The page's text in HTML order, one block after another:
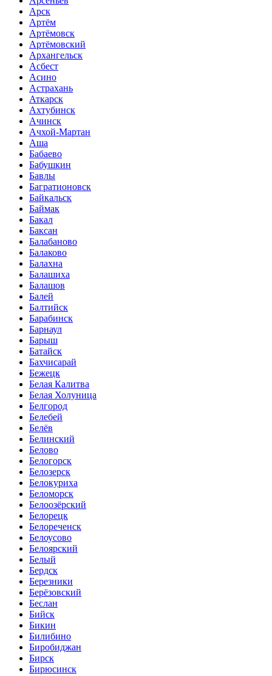
Арск
Артём
Артёмовск
Артёмовский
Архангельск
Асбест
Асино
Астрахань
Аткарск
Ахтубинск
Ачинск
Ачхой-Мартан
Аша
Бабаево
Бабушкин
Бавлы
Багратионовск
Байкальск
Баймак
Бакал
Баксан
Балабаново
Балаково
Балахна
Балашиха
Балашов
Балей
Балтийск
Барабинск
Барнаул
Барыш
Батайск
Бахчисарай
Бежецк
Белая Калитва
Белая Холуница
Белгород
Белебей
Белёв
Белинский
Белово
Белогорск
Белозерск
Белокуриха
Беломорск
Белоозёрский
Белорецк
Белореченск
Белоусово
Белоярский
Белый
Бердск
Березники
Берёзовский
Беслан
Бийск
Бикин
Билибино
Биробиджан
Бирск
Бирюсинск